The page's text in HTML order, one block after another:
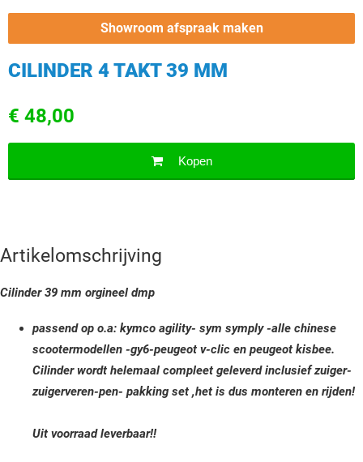
Showroom afspraak maken
CILINDER 4 TAKT 39 MM
€ 48,00
Kopen
Artikelomschrijving
Cilinder 39 mm orgineel dmp
passend op o.a: kymco agility- sym symply -alle chinese
scootermodellen -gy6-peugeot v-clic en peugeot kisbee.
Cilinder wordt helemaal compleet geleverd inclusief zuiger-
zuigerveren-pen- pakking set ,het is dus monteren en rijden!
Uit voorraad leverbaar!!